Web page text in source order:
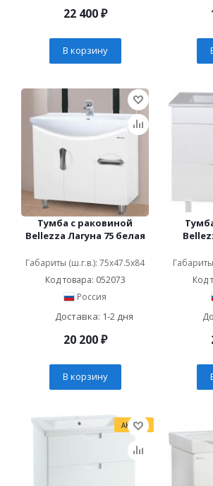
22 400₽
В корзину
Тумба с раковиной
Bellezza Лагуна 75 белая
Габариты (ш.г.в.): 75x47.5x84
Код товара: 052073
Россия
Доставка: 1-2 дня
20 200₽
В корзину
Код
АКЦИЯ